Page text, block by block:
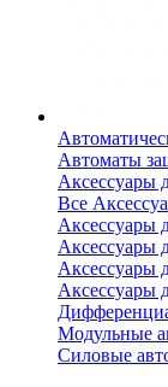
Автоматы
Аксессуары
Все
Аксессуары
Аксессуары
Аксессуары
Аксессуары
Модульные
Силовые